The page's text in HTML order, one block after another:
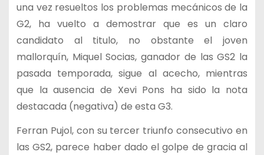
una vez resueltos los problemas mecánicos de la
G2, ha vuelto a demostrar que es un claro
candidato al titulo, no obstante el joven
mallorquín, Miquel Socias, ganador de las GS2 la
pasada temporada, sigue al acecho, mientras
que la ausencia de Xevi Pons ha sido la nota
destacada (negativa) de esta G3.
Ferran Pujol, con su tercer triunfo consecutivo en
las GS2, parece haber dado el golpe de gracia al